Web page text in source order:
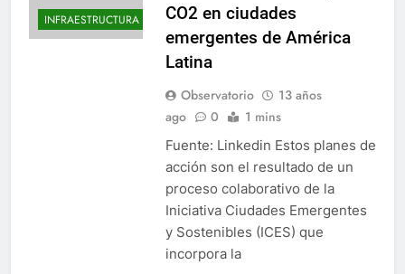
INFRAESTRUCTURA
CO2 en ciudades
emergentes de América
Latina
Observatorio
13 años
ago
0 1 mins
Fuente: Linkedin Estos planes de
acción son el resultado de un
proceso colaborativo de la
Iniciativa Ciudades Emergentes
y Sostenibles (ICES) que
incorpora la